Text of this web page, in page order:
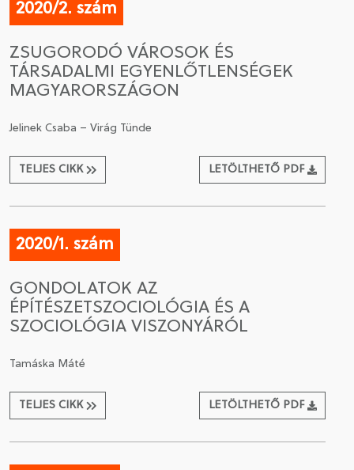
2020/2. szám
ZSUGORODÓ VÁROSOK ÉS
TÁRSADALMI EGYENLŐTLENSÉGEK
MAGYARORSZÁGON
Jelinek Csaba – Virág Tünde
TELJES CIKK LETÖLTHETŐ PDF
2020/1. szám
GONDOLATOK AZ
ÉPÍTÉSZETSZOCIOLÓGIA ÉS A
SZOCIOLÓGIA VISZONYÁRÓL
Tamáska Máté
TELJES CIKK LETÖLTHETŐ PDF